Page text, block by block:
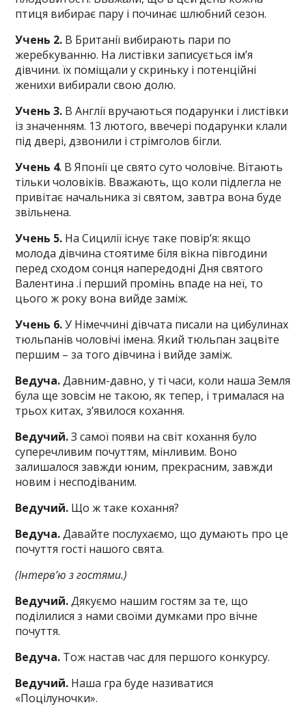
птиця вибирає пару і починає шлюбний сезон.
Учень 2. В Британії вибирають пари по
жеребкуванню. На листівки записується ім’я
дівчини. їх поміщали у скриньку і потенційні
женихи вибирали свою долю.
Учень 3. В Англії вручаються подарунки і листівки
із значенням. 13 лютого, ввечері подарунки клали
під двері, дзвонили і стрімголов бігли.
Учень 4. В Японії це свято суто чоловіче. Вітають
тільки чоловіків. Вважають, що коли підлегла не
привітає начальника зі святом, завтра вона буде
звільнена.
Учень 5. На Сицилії існує таке повір’я: якщо
молода дівчина стоятиме біля вікна півгодини
перед сходом сонця напередодні Дня святого
Валентина .і перший промінь впаде на неї, то
цього ж року вона вийде заміж.
Учень 6.У Німеччині дівчата писали на цибулинах
тюльпанів чоловічі імена. Який тюльпан зацвіте
першим – за того дівчина і вийде заміж.
Ведуча.Давним-давно, у ті часи, коли наша Земля
була ще зовсім не такою, як тепер, і трималася на
трьох китах, з’явилося кохання.
Ведучий.З самої появи на світ кохання було
суперечливим почуттям, мінливим. Воно
залишалося завжди юним, прекрасним, завжди
новим і несподіваним.
Ведучий. Що ж таке кохання?
Ведуча.Давайте послухаємо, що думають про це
почуття гості нашого свята.
(Інтерв’ю з гостями.)
Ведучий.Дякуємо нашим гостям за те, що
поділилися з нами своїми думками про вічне
почуття.
Ведуча. Тож настав час для першого конкурсу.
Ведучий. Наша гра буде називатися
«Поцілуночки».